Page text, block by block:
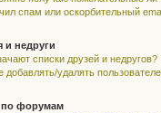
спам или оскорбительный
и недруги
списки друзей и недругов?
добавлять/удалять
по форумам